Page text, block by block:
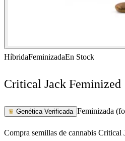
HíbridaFeminizadaEn Stock
Critical Jack Feminized
♛ Genética Verificada Feminizada
Compra semillas de cannabis Critical